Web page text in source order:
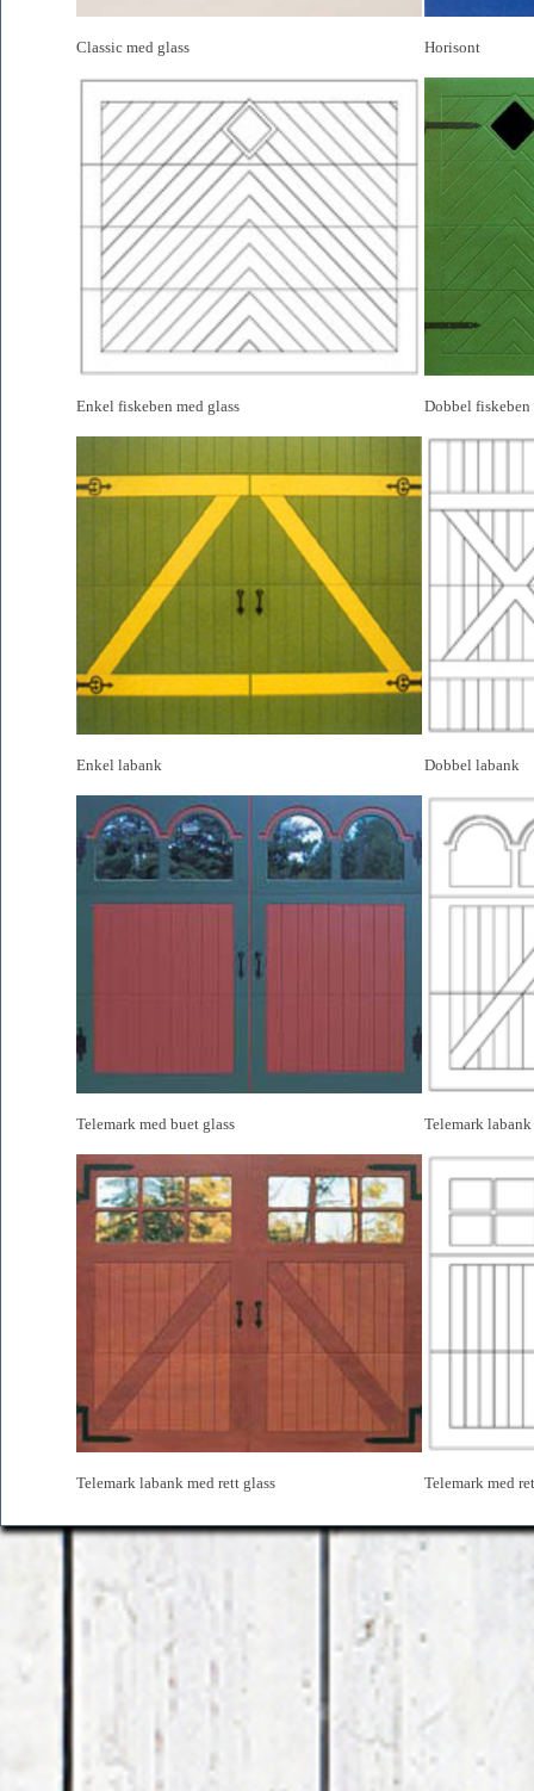
Classic med glass Horisont
Enkel fiskeben med glass Dobbel fiskeben
Enkel labank Dobbel labank
Telemark med buet glass Telemark
Telemark labank med rett glass Telemark med